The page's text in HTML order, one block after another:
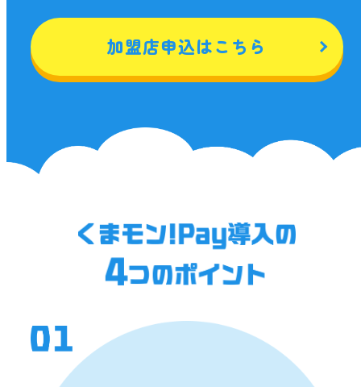
オープンループ決済サービスおよびQR決済サービスを含む、
くまモン!Payアプリを利用して提供されるサービスのうち、
（４）ハウス決済サービス
QR決済サービスのうち、利用者が事前購入したデジタル商品
券残高から利用額が差し引かれる決済サービスをいいます。
加盟店が所定の認証を経て利用することによって、QR決済サ
ービスに係る情報の確認・変更を行うことができるようにな
当行が提供するものをいいます。
（７）加盟店契約
本加盟店規約に同意のうえ、加盟申込書に記載の内容を契約
条件として、当行と加盟店との間に成立する契約をいいま
加盟店申込はこちら